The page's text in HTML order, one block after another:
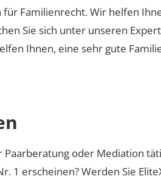
Familienrecht. Wir helfen
Sie sich unter unseren
Ihnen, eine sehr gute
Paarberatung oder Mediation
1 erscheinen? Werden Sie